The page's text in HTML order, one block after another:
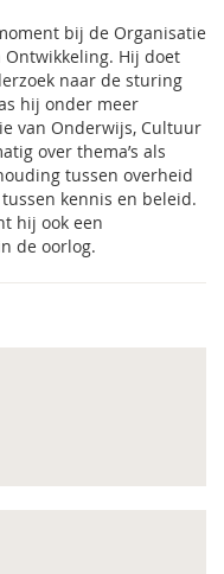
bij de Organisatie
Ontwikkeling. Hij doet
naar de sturing
hij onder meer
van Onderwijs, Cultuur
over thema’s als
tussen overheid
kennis en beleid.
hij ook een
de oorlog.